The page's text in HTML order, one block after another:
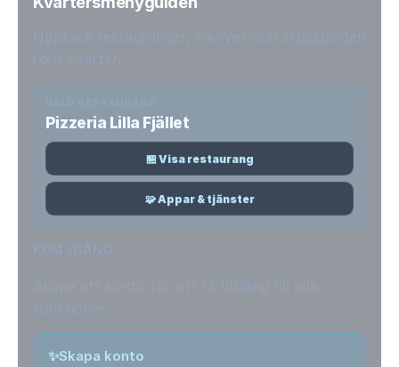
Pizzeria Lilla Fjället
🏪 Visa restaurang
🧩 Appar & tjänster
✨Skapa konto